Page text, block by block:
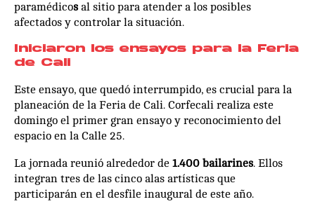
paramédicosal sitio para atender a los posibles
afectados y controlar la situación.
Iniciaron los ensayos para la Feria
de Cali
Este ensayo, que quedó interrumpido, es crucial para la
planeación de la Feria de Cali. Corfecali realiza este
domingo el primer gran ensayo y reconocimiento del
espacio en la Calle 25.
La jornada reunió alrededor de 1.400 bailarines. Ellos
integran tres de las cinco alas artísticas que
participarán en el desfile inaugural de este año.